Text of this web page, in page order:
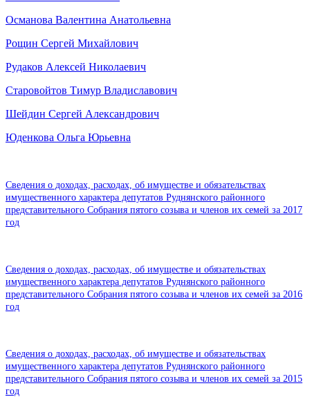
Османова Валентина Анатольевна
Рощин Сергей Михайлович
Рудаков Алексей Николаевич
Старовойтов Тимур Владиславович
Шейдин Сергей Александрович
Юденкова Ольга Юрьевна
Сведения о доходах, расходах, об имуществе и обязательствах
имущественного характера депутатов Руднянского районного
представительного Собрания пятого созыва и членов их семей за 2017
год
Сведения о доходах, расходах, об имуществе и обязательствах
имущественного характера депутатов Руднянского районного
представительного Собрания пятого созыва и членов их семей за 2016
год
Сведения о доходах, расходах, об имуществе и обязательствах
имущественного характера депутатов Руднянского районного
представительного Собрания пятого созыва и членов их семей за 2015
год